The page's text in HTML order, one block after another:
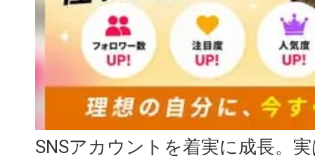
SNSアカウントを着実に成長。